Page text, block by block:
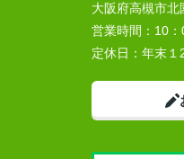
大阪府高槻市
営業時間： 10
定休日： 年末１